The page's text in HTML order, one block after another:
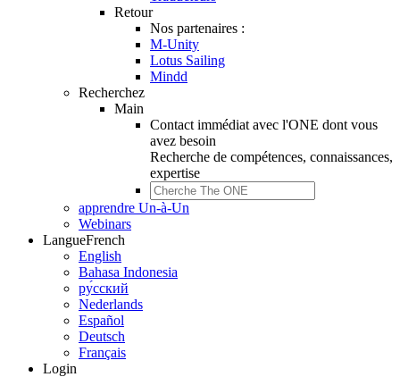
Retour
Nos partenaires :
M-Unity
Lotus Sailing
Mindd
Recherchez
Main
Contact immédiat avec l'ONE dont vous
avez besoin
Recherche de compétences, connaissances,
expertise
apprendre Un-à-Un
Webinars
LangueFrench
English
Bahasa Indonesia
ру́сский
Nederlands
Español
Deutsch
Français
Login